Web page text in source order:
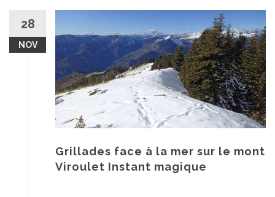
contenu
28
NOV
Grillades face à la mer sur le mont
Viroulet Instant magique